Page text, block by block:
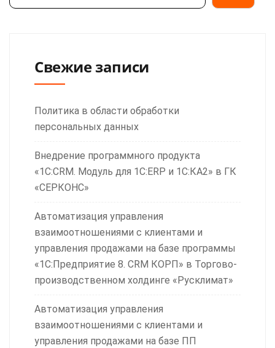
Свежие записи
Политика в области обработки
персональных данных
Внедрение программного продукта
«1С:CRM. Модуль для 1С:ERP и 1С:КА2» в ГК
«СЕРКОНС»
Автоматизация управления
взаимоотношениями с клиентами и
управления продажами на базе программы
«1С:Предприятие 8. CRM КОРП» в Торгово-
производственном холдинге «Русклимат»
Автоматизация управления
взаимоотношениями с клиентами и
управления продажами на базе ПП